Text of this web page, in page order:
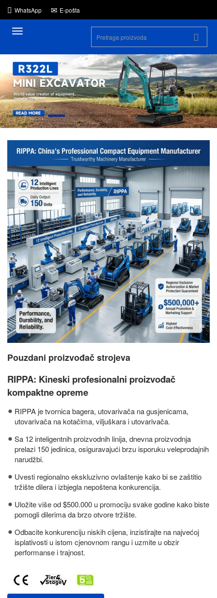
WhatsApp E-pošta
Prekini
Pouzdani proizvođač strojeva
RIPPA: Kineski profesionalni proizvođač
kompaktne opreme
RIPPA je tvornica bagera, utovarivača na gusjenicama,
utovarivača na kotačima, viljuškara i utovarivača.
Sa 12 inteligentnih proizvodnih linija, dnevna proizvodnja
prelazi 150 jedinica, osiguravajući brzu isporuku veleprodajnih
narudžbi.
Uvesti regionalno ekskluzivno ovlaštenje kako bi se zaštitio
tržište dilera i izbjegla nepoštena konkurencija.
Uložite više od $500.000 u promociju svake godine kako biste
pomogli dilerima da brzo otvore tržište.
Odbacite konkurenciju niskih cijena, inzistirajte na najvećoj
isplativosti u istom cjenovnom rangu i uzmite u obzir
performanse i trajnost.